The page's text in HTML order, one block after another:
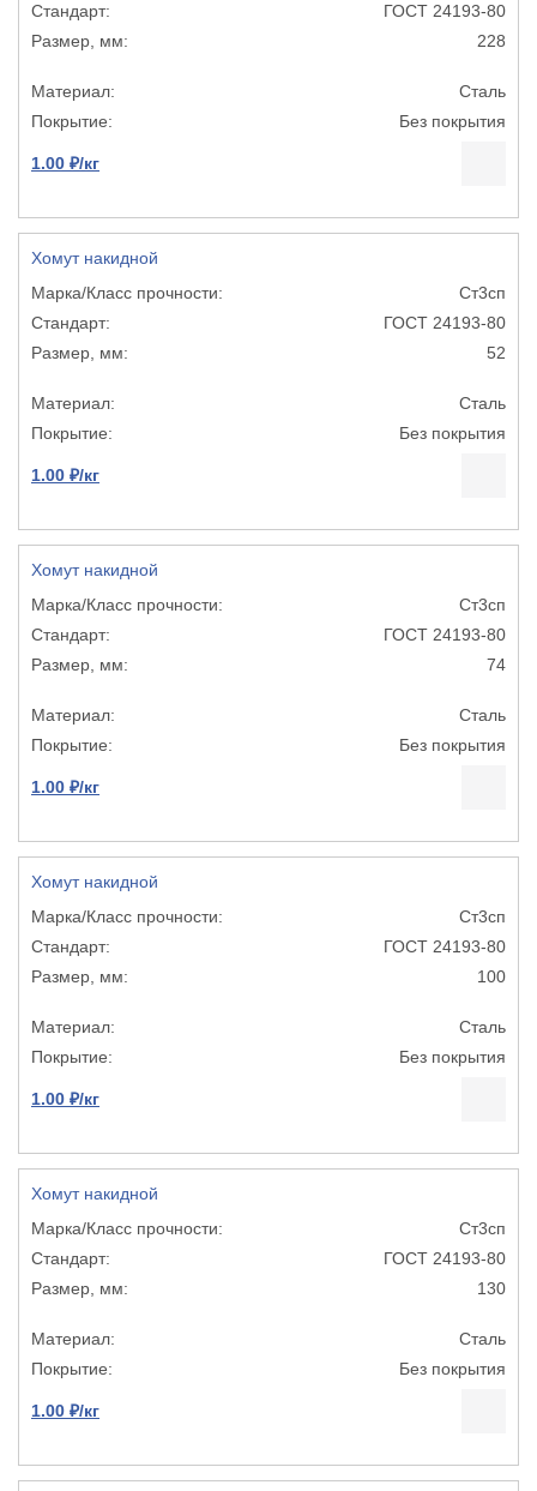
ГОСТ 24193-80
228
Сталь
Без покрытия
1.00 ₽/кг
Хомут накидной
Ст3сп
ГОСТ 24193-80
52
Сталь
Без покрытия
1.00 ₽/кг
Хомут накидной
Ст3сп
ГОСТ 24193-80
74
Сталь
Без покрытия
1.00 ₽/кг
Хомут накидной
Ст3сп
ГОСТ 24193-80
100
Сталь
Без покрытия
1.00 ₽/кг
Хомут накидной
Ст3сп
ГОСТ 24193-80
130
Сталь
Без покрытия
1.00 ₽/кг